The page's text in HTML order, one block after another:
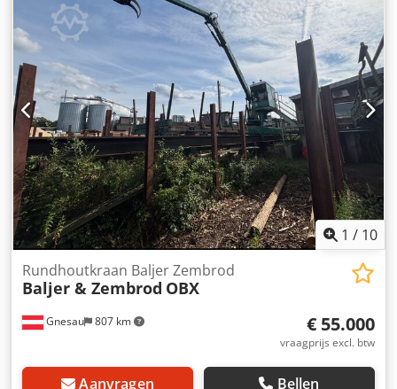
invoerlengte stammen: 2,4 m Maximale stamdiameter: 550
mm Stammenhandeling: Stationaire kraan Transversale
invoervoeder Aantal dwarstransportkettingen: 6 Lengte
transportband van dwarse invoer: 34,198 m Stamsingulatie
Stammenmeting: In-line Lengte sorteerlijn: 140 m
Uitwerpers in de sorteerlijn: Ja Aantal uitwerpers in de
sorteerlijn: 40 Rundhout sorteervakken: Beton, staal
Sorteervakken: 40 Max. vaklengte: 7 m Max. vakbreedte:
2,5 m Dodpoxgt U Eofx Aa Djkr Max. vakh hoogte: 1,2 m
Traploos instelbare toevoer Sortering op: Kwaliteit,
diameter, lengte Benodigde ruimte lengte: 180 m
Benodigde ruimte breedte: 30 m
1 / 10
Gnesau 807 km
Rundhoutkraan Baljer Zembrod
Baljer & Zembrod OBX
€ 55.000
vraagprijs excl. btw
Aanvragen Bellen